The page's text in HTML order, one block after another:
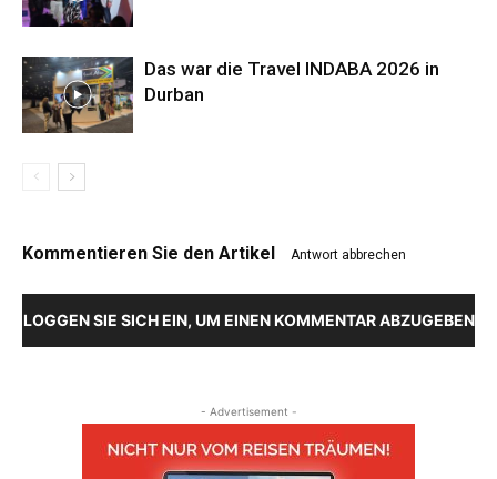
Das war die Travel INDABA 2026 in
Durban
Kommentieren Sie den Artikel Antwort abbrechen
LOGGEN SIE SICH EIN, UM EINEN KOMMENTAR ABZUGEBEN
- Advertisement -